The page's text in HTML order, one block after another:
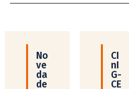
No
ve
da
de
CI
nI
G-
CE